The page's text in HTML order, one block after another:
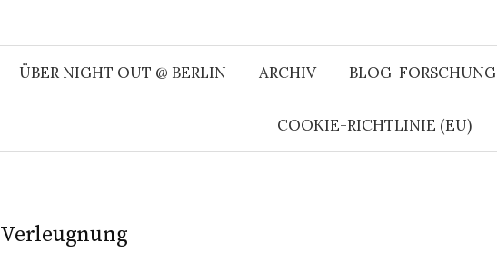
ÜBER NIGHT OUT @ BERLIN ARCHIV BLOG-FORSCHUNG
COOKIE-RICHTLINIE (EU)
Verleugnung